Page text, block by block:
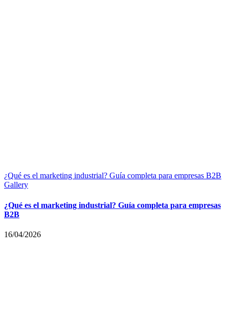
¿Qué es el marketing industrial? Guía completa para empresas B2B
Gallery
¿Qué es el marketing industrial? Guía completa para empresas
B2B
16/04/2026